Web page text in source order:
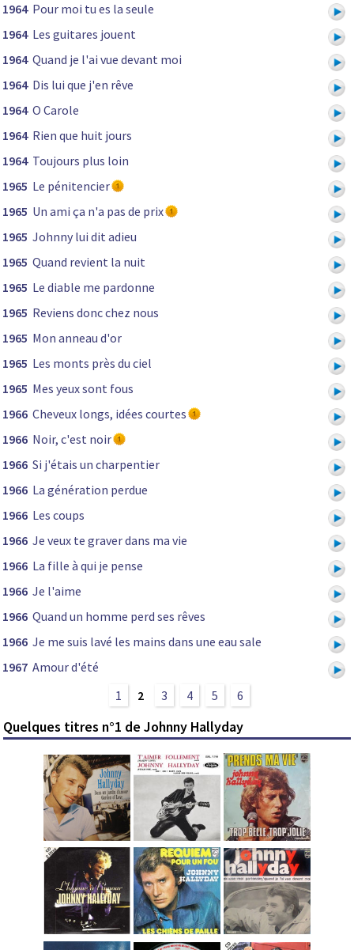
1964 Pour moi tu es la seule
1964 Les guitares jouent
1964 Quand je l'ai vue devant moi
1964 Dis lui que j'en rêve
1964 O Carole
1964 Rien que huit jours
1964 Toujours plus loin
1965 Le pénitencier
1965 Un ami ça n'a pas de prix
1965 Johnny lui dit adieu
1965 Quand revient la nuit
1965 Le diable me pardonne
1965 Reviens donc chez nous
1965 Mon anneau d'or
1965 Les monts près du ciel
1965 Mes yeux sont fous
1966 Cheveux longs, idées courtes
1966 Noir, c'est noir
1966 Si j'étais un charpentier
1966 La génération perdue
1966 Les coups
1966 Je veux te graver dans ma vie
1966 La fille à qui je pense
1966 Je l'aime
1966 Quand un homme perd ses rêves
1966 Je me suis lavé les mains dans une eau sale
1967 Amour d'été
1
2 3 4 5 6
Quelques titres n°1 de Johnny Hallyday